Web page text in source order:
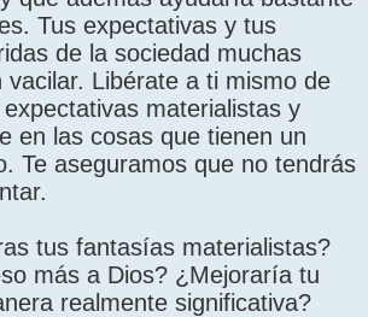
Tus expectativas y tus
de la sociedad muchas
vacilar. Libérate a ti mismo de
materialistas y
en las cosas que tienen un
Te aseguramos que no tendrás
tus fantasías materialistas?
más a Dios? ¿Mejoraría tu
realmente significativa?